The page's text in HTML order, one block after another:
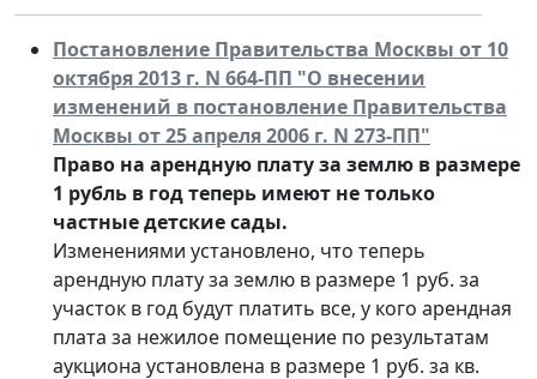
Постановление Правительства Москвы от 10
октября 2013 г. N 664-ПП "О внесении
изменений в постановление Правительства
Москвы от 25 апреля 2006 г. N 273-ПП"
Право на арендную плату за землю в размере
1 рубль в год теперь имеют не только
частные детские сады.
Изменениями установлено, что теперь
арендную плату за землю в размере 1 руб. за
участок в год будут платить все, у кого арендная
плата за нежилое помещение по результатам
аукциона установлена в размере 1 руб. за кв.